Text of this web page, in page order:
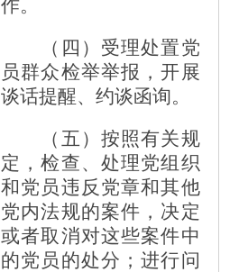
作。
（四）受理处置党
员群众检举举报，开展
谈话提醒、约谈函询。
（五）按照有关规
定，检查、处理党组织
和党员违反党章和其他
党内法规的案件，决定
或者取消对这些案件中
的党员的处分；进行问